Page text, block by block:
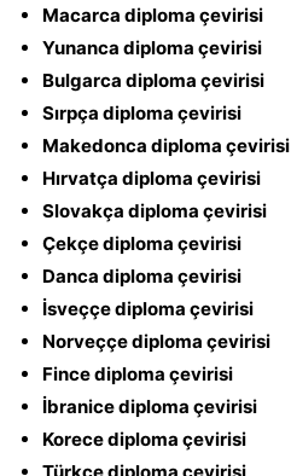
Macarca diploma çevirisi
Yunanca diploma çevirisi
Bulgarca diploma çevirisi
Sırpça diploma çevirisi
Makedonca diploma çevirisi
Hırvatça diploma çevirisi
Slovakça diploma çevirisi
Çekçe diploma çevirisi
Danca diploma çevirisi
İsveççe diploma çevirisi
Norveççe diploma çevirisi
Fince diploma çevirisi
İbranice diploma çevirisi
Korece diploma çevirisi